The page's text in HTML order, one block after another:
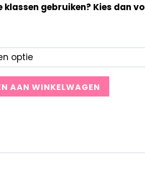
gebruiken? Kies dan
AAN WINKELWAGEN